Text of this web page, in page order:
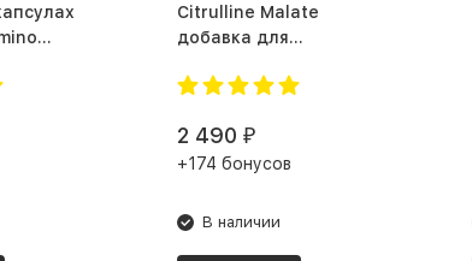
Citrulline Malate
добавка для
2 490 ₽
+174 бонусов
В наличии